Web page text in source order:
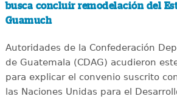
busca concluir remodelación del
Guamuch
Autoridades de la Confederación
de Guatemala (CDAG) acudieron
para explicar el convenio suscrito
las Naciones Unidas para el